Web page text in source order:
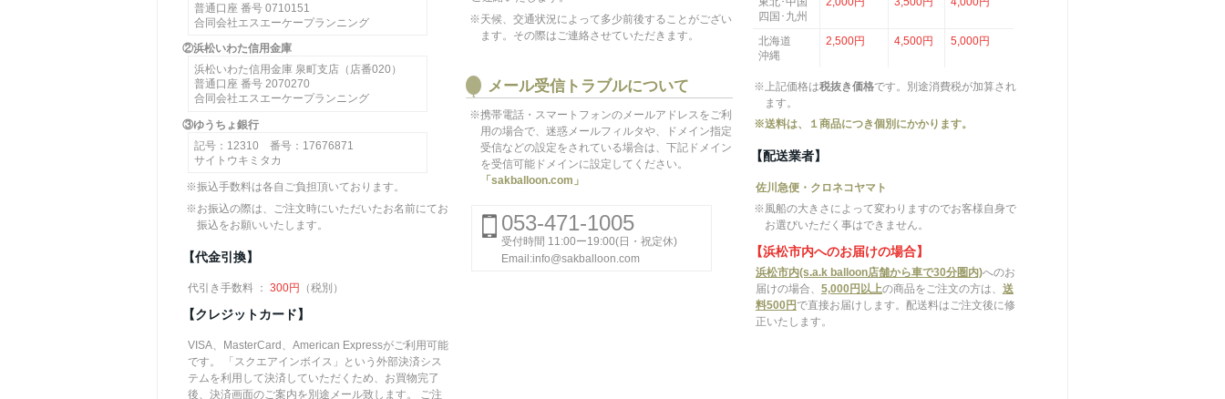
普通口座 番号 0710151
合同会社エスエーケープランニング
②浜松いわた信用金庫
浜松いわた信用金庫 泉町支店（店番020）
普通口座 番号 2070270
合同会社エスエーケープランニング
③ゆうちょ銀行
記号：12310 番号：17676871
サイトウキミタカ
※振込手数料は各自ご負担頂いております。
※お振込の際は、ご注文時にいただいたお名前にてお
振込をお願いいたします。
【代金引換】
代引き手数料 ： 300円 （税別）
【クレジットカード】
VISA、MasterCard、American Expressがご利用可能
です。 「スクエアインボイス」という外部決済シス
テムを利用して決済していただくため、お買物完了
後、決済画面のご案内を別途メール致します。 ご注
※天候、交通状況によって多少前後することがござい
ます。その際はご連絡させていただきます。
メール受信トラブルについて
※携帯電話・スマートフォンのメールアドレスをご利
用の場合で、迷惑メールフィルタや、ドメイン指定
受信などの設定をされている場合は、下記ドメイン
を受信可能ドメインに設定してください。
「sakballoon.com」
053-471-1005
受付時間 11:00ー19:00(日・祝定休)
Email:info@sakballoon.com
四国･九州
北海道
沖縄
2,500円 4,500円 5,000円
※上記価格は税抜き価格です。別途消費税が加算され
ます。
※送料は、１商品につき個別にかかります。
【配送業者】
佐川急便・クロネコヤマト
※風船の大きさによって変わりますのでお客様自身で
お選びいただく事はできません。
【浜松市内へのお届けの場合】
浜松市内(s.a.k balloon店舗から車で30分圏内)へのお
届けの場合、 5,000円以上の商品をご注文の方は、 送
料500円 で直接お届けします。配送料はご注文後に修
正いたします。